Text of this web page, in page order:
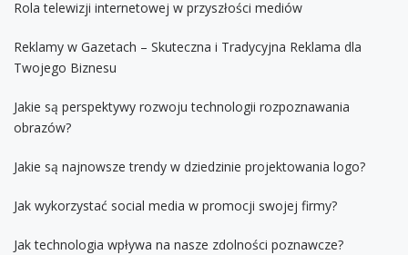
Rola telewizji internetowej w przyszłości mediów
Reklamy w Gazetach – Skuteczna i Tradycyjna Reklama dla
Twojego Biznesu
Jakie są perspektywy rozwoju technologii rozpoznawania
obrazów?
Jakie są najnowsze trendy w dziedzinie projektowania logo?
Jak wykorzystać social media w promocji swojej firmy?
Jak technologia wpływa na nasze zdolności poznawcze?